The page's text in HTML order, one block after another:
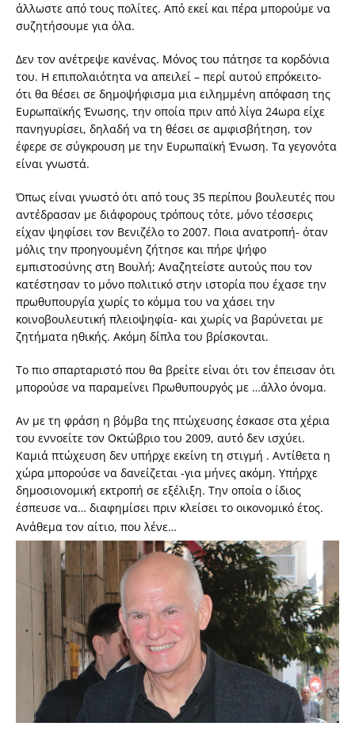
άλλωστε από τους πολίτες. Από εκεί και πέρα μπορούμε να
συζητήσουμε για όλα.
Δεν τον ανέτρεψε κανένας. Μόνος του πάτησε τα κορδόνια
του. Η επιπολαιότητα να απειλεί – περί αυτού επρόκειτο-
ότι θα θέσει σε δημοψήφισμα μια ειλημμένη απόφαση της
Ευρωπαϊκής Ένωσης, την οποία πριν από λίγα 24ωρα είχε
πανηγυρίσει, δηλαδή να τη θέσει σε αμφισβήτηση, τον
έφερε σε σύγκρουση με την Ευρωπαϊκή Ένωση. Τα γεγονότα
είναι γνωστά.
Όπως είναι γνωστό ότι από τους 35 περίπου βουλευτές που
αντέδρασαν με διάφορους τρόπους τότε, μόνο τέσσερις
είχαν ψηφίσει τον Βενιζέλο το 2007. Ποια ανατροπή- όταν
μόλις την προηγουμένη ζήτησε και πήρε ψήφο
εμπιστοσύνης στη Βουλή; Αναζητείστε αυτούς που τον
κατέστησαν το μόνο πολιτικό στην ιστορία που έχασε την
πρωθυπουργία χωρίς το κόμμα του να χάσει την
κοινοβουλευτική πλειοψηφία- και χωρίς να βαρύνεται με
ζητήματα ηθικής. Ακόμη δίπλα του βρίσκονται.
Το πιο σπαρταριστό που θα βρείτε είναι ότι τον έπεισαν ότι
μπορούσε να παραμείνει Πρωθυπουργός με …άλλο όνομα.
Αν με τη φράση η βόμβα της πτώχευσης έσκασε στα χέρια
του εννοείτε τον Οκτώβριο του 2009, αυτό δεν ισχύει.
Καμιά πτώχευση δεν υπήρχε εκείνη τη στιγμή . Αντίθετα η
χώρα μπορούσε να δανείζεται -για μήνες ακόμη. Υπήρχε
δημοσιονομική εκτροπή σε εξέλιξη. Την οποία ο ίδιος
έσπευσε να… διαφημίσει πριν κλείσει το οικονομικό έτος.
Ανάθεμα τον αίτιο, που λένε…